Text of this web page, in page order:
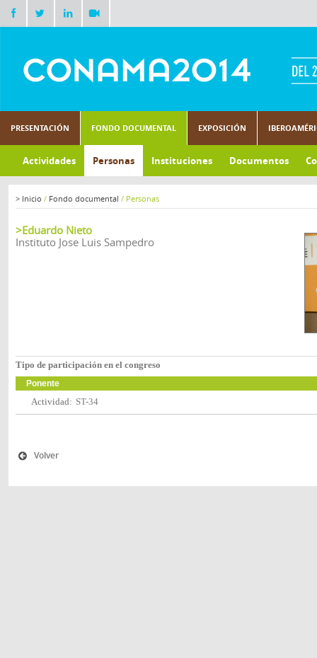
PRESENTACIÓN FONDO DOCUMENTAL EXPOSICIÓN
Actividades Personas Instituciones Documentos
> Inicio / Fondo documental / Personas
>Eduardo Nieto
Instituto Jose Luis Sampedro
Tipo de participación en el congreso
Ponente
Actividad: ST-34
Volver